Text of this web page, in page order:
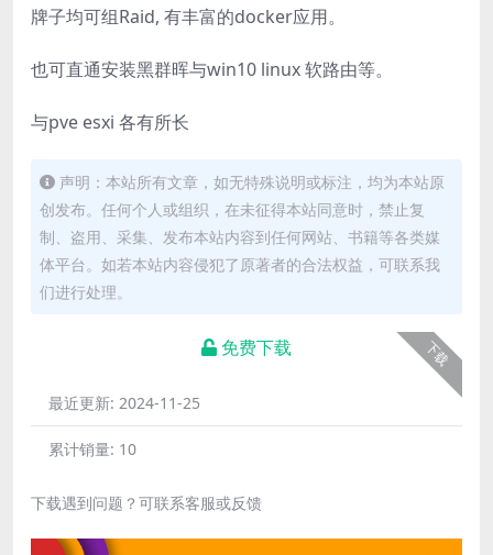
牌子均可组Raid, 有丰富的docker应用。
也可直通安装黑群晖与win10 linux 软路由等。
与pve esxi 各有所长
声明：本站所有文章，如无特殊说明或标注，均为本站原
创发布。任何个人或组织，在未征得本站同意时，禁止复
制、盗用、采集、发布本站内容到任何网站、书籍等各类媒
体平台。如若本站内容侵犯了原著者的合法权益，可联系我
们进行处理。
下载
免费下载
最近更新: 2024-11-25
累计销量: 10
下载遇到问题？可联系客服或反馈